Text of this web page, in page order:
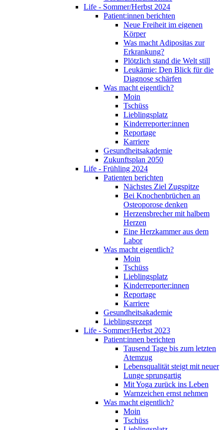
Life - Sommer/Herbst 2024
Patient:innen berichten
Neue Freiheit im eigenen
Körper
Was macht Adipositas zur
Erkrankung?
Plötzlich stand die Welt still
Leukämie: Den Blick für die
Diagnose schärfen
Was macht eigentlich?
Moin
Tschüss
Lieblingsplatz
Kinderreporter:innen
Reportage
Karriere
Gesundheitsakademie
Zukunftsplan 2050
Life - Frühling 2024
Patienten berichten
Nächstes Ziel Zugspitze
Bei Knochenbrüchen an
Osteoporose denken
Herzensbrecher mit halbem
Herzen
Eine Herzkammer aus dem
Labor
Was macht eigentlich?
Moin
Tschüss
Lieblingsplatz
Kinderreporter:innen
Reportage
Karriere
Gesundheitsakademie
Lieblingsrezept
Life - Sommer/Herbst 2023
Patient:innen berichten
Tausend Tage bis zum letzten
Atemzug
Lebensqualität steigt mit neuer
Lunge sprungartig
Mit Yoga zurück ins Leben
Warnzeichen ernst nehmen
Was macht eigentlich?
Moin
Tschüss